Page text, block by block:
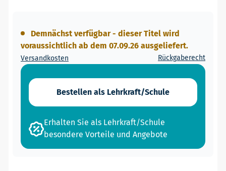
Demnächst verfügbar - dieser Titel wird
voraussichtlich ab dem 07.09.26 ausgeliefert.
Versandkosten Rückgaberecht
Bestellen als Lehrkraft/Schule
Erhalten Sie als Lehrkraft/Schule
besondere Vorteile und Angebote